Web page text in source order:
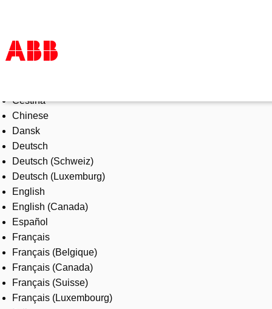
Products & Solutions
Industries
Services
About us
Where to buy
Contact us
Careers
Čeština
Chinese
Dansk
Deutsch
Deutsch (Schweiz)
Deutsch (Luxemburg)
English
English (Canada)
Español
Français
Français (Belgique)
Français (Canada)
Français (Suisse)
Français (Luxembourg)